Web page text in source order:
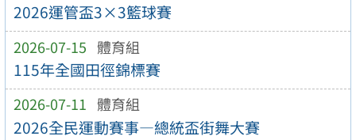
2026運管盃3×3籃球賽
2026-07-15 體育組
115年全國田徑錦標賽
2026-07-11 體育組
2026全民運動賽事—總統盃街舞大賽